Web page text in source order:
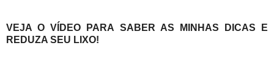
VEJA O VÍDEO PARA SABER AS MINHAS DICAS E
REDUZA SEU LIXO!